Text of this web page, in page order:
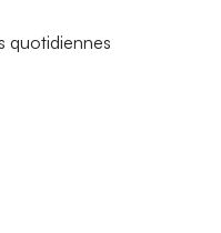
quotidiennes